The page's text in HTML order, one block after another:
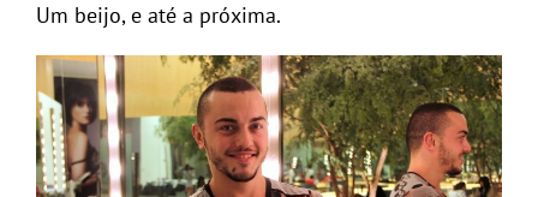
Um beijo, e até a próxima.